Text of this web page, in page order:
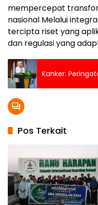
mempercepat
nasional Melalui
tercipta riset yang
dan regulasi yang
Kanker:
Pos Terkait